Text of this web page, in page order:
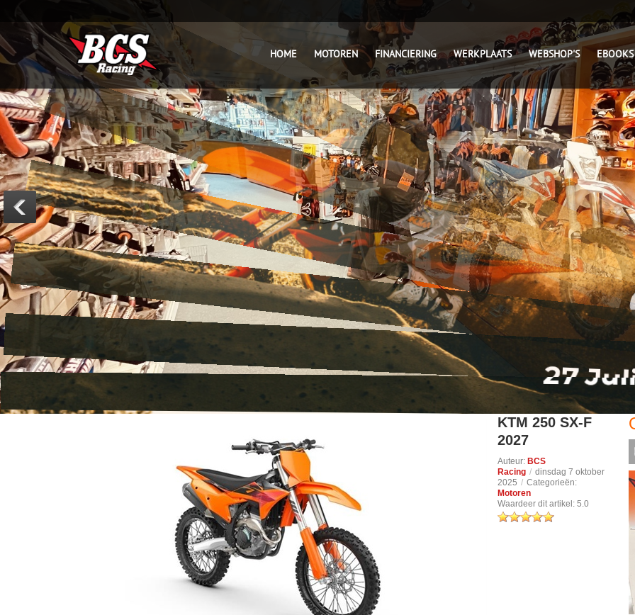
HOME MOTOREN FINANCIERING WERKPLAATS WEBSHOP'S EBOOKS
KTM 250 SX-F
2027
Auteur: BCS
Racing / dinsdag 7 oktober
2025 / Categorieën:
Motoren
Waardeer dit artikel: 5.0